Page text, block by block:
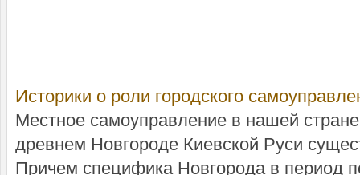
Историки о роли городского
Местное самоуправление в нашей
древнем Новгороде Киевской Руси
Причем специфика Новгорода в период